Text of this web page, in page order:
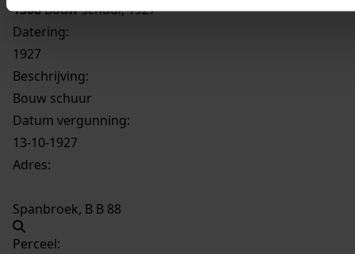
1508Bouw schuur, 1927
Datering:
1927
Beschrijving:
Bouw schuur
Datum vergunning:
13-10-1927
Adres:
Spanbroek, B B 88
Perceel: